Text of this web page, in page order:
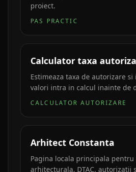
proiect.
PAS PRACTIC
Calculator taxa
Estimeaza taxa de autorizare si
valori intra in calcul inainte de
CALCULATOR AUTORIZARE
Arhitect Constanta
Pagina locala principala
arhitecturala, DTAC, autorizatii